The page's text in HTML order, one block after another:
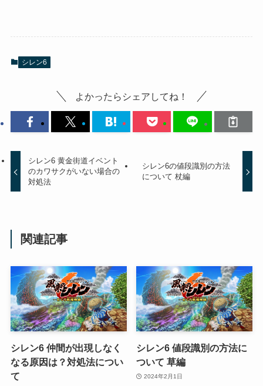
シレン6
よかったらシェアしてね！
シレン6 黄金街道イベント
のカワサクがいない場合の
対処法
シレン6の値段識別の方法
について 杖編
関連記事
シレン6 仲間が出現しなく
なる原因は？対処法につい
て
シレン6 値段識別の方法に
ついて 草編
2024年2月1日